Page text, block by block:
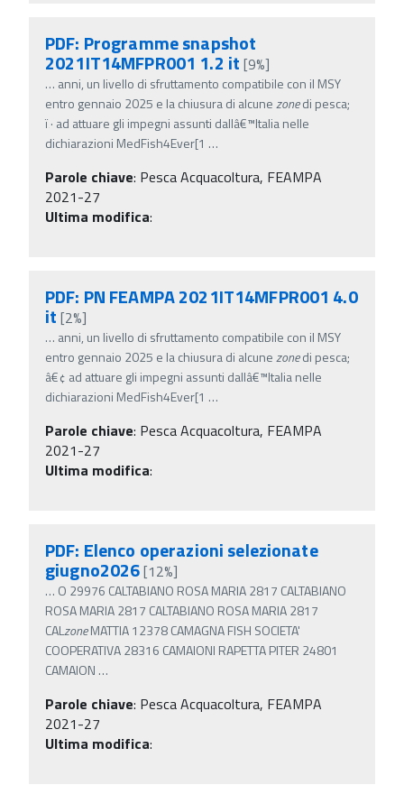
PDF: Programme snapshot
2021IT14MFPR001 1.2 it [9%]
… anni, un livello di sfruttamento compatibile con il MSY
entro gennaio 2025 e la chiusura di alcunezonedi pesca;
ï‚· ad attuare gli impegni assunti dallâ€™Italia nelle
dichiarazioni MedFish4Ever[1 …
Parole chiave: Pesca Acquacoltura, FEAMPA
2021-27
Ultima modifica:
PDF: PN FEAMPA 2021IT14MFPR001 4.0
it [2%]
… anni, un livello di sfruttamento compatibile con il MSY
entro gennaio 2025 e la chiusura di alcunezonedi pesca;
â€¢ ad attuare gli impegni assunti dallâ€™Italia nelle
dichiarazioni MedFish4Ever[1 …
Parole chiave: Pesca Acquacoltura, FEAMPA
2021-27
Ultima modifica:
PDF: Elenco operazioni selezionate
giugno2026[12%]
… O 29976 CALTABIANO ROSA MARIA 2817 CALTABIANO
ROSA MARIA 2817 CALTABIANO ROSA MARIA 2817
CALzoneMATTIA 12378 CAMAGNA FISH SOCIETA'
COOPERATIVA 28316 CAMAIONI RAPETTA PITER 24801
CAMAION …
Parole chiave: Pesca Acquacoltura, FEAMPA
2021-27
Ultima modifica: